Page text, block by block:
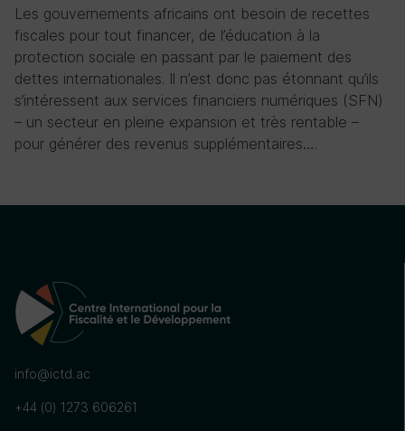
Les gouvernements africains ont besoin de recettes
fiscales pour tout financer, de l’éducation à la
protection sociale en passant par le paiement des
dettes internationales. Il n’est donc pas étonnant qu’ils
s’intéressent aux services financiers numériques (SFN)
– un secteur en pleine expansion et très rentable –
pour générer des revenus supplémentaires….
info@ictd.ac
+44 (0) 1273 606261